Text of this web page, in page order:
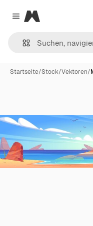
Close menu
Magnific
Startseite/Stock/Vektoren/